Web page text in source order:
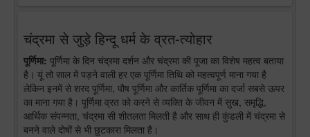
चंद्रमा से जुड़े हिन्दू धर्म के व्रत-त्योहार
पूर्णिमा: पूर्णिमा के दिन चंद्रमा दर्शन और चंद्रमा की पूजा का विशेष महत्व बताया
है। यूं तो साल में पड़ने वाली हर एक पूर्णिमा तिथि को महत्वपूर्ण माना गया है
लेकिन इनमें से शरद पूर्णिमा, पौष पूर्णिमा और कार्तिक पूर्णिमा का दर्जा सबसे ऊपर
का माना गया है। पूर्णिमा व्रत को करने से व्यक्ति के जीवन में सुख, समृद्धि,
आर्थिक संपन्नता, चंद्रमा सी शीतलता मिलती है और साथ ही कुंडली में चंद्रमा से
बनने वाले दोषों से भी छुटकारा मिलता है।